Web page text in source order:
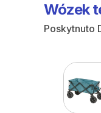
Wózek
Poskytnuto